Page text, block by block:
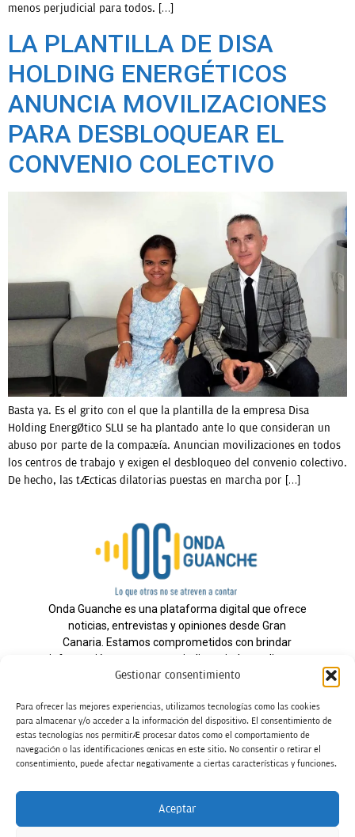
Gestionar consentimiento
Para ofrecer las mejores experiencias, utilizamos tecnologías como las cookies
para almacenar y/o acceder a la información del dispositivo. El consentimiento de
estas tecnologías nos permitirá procesar datos como el comportamiento de
navegación o las identificaciones únicas en este sitio. No consentir o retirar el
consentimiento, puede afectar negativamente a ciertas características y funciones.
Aceptar
menos perjudicial para todos. […]
LA PLANTILLA DE DISA
HOLDING ENERGÉTICOS
ANUNCIA MOVILIZACIONES
PARA DESBLOQUEAR EL
CONVENIO COLECTIVO
Basta ya. Es el grito con el que la plantilla de la empresa Disa
Holding Energético SLU se ha plantado ante lo que consideran un
abuso por parte de la compañía. Anuncian movilizaciones en todos
los centros de trabajo y exigen el desbloqueo del convenio colectivo.
De hecho, las tácticas dilatorias puestas en marcha por […]
Onda Guanche es una plataforma digital que ofrece
noticias, entrevistas y opiniones desde Gran
Canaria. Estamos comprometidos con brindar
información veraz y un periodismo independiente a
nuestra audiencia.
Todos los derechos reservados.
Radio
Contacto